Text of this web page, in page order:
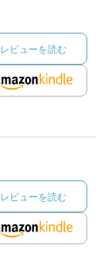
レビューを読む
レビューを読む